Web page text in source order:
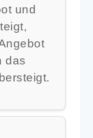
und
das